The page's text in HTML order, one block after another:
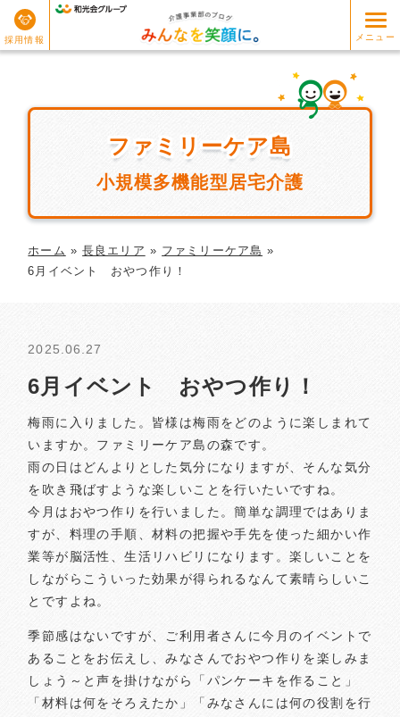
採用情報 メニュー
ファミリーケア島
ファミリーケア島
小規模多機能型居宅介護
ホーム »長良エリア » ファミリーケア島 »
6月イベント おやつ作り！
2025.06.27
6月イベント おやつ作り！
梅雨に入りました。皆様は梅雨をどのように楽しまれて
いますか。ファミリーケア島の森です。
雨の日はどんよりとした気分になりますが、そんな気分
を吹き飛ばすような楽しいことを行いたいですね。
今月はおやつ作りを行いました。簡単な調理ではありま
すが、料理の手順、材料の把握や手先を使った細かい作
業等が脳活性、生活リハビリになります。楽しいことを
しながらこういった効果が得られるなんて素晴らしいこ
とですよね。
季節感はないですが、ご利用者さんに今月のイベントで
あることをお伝えし、みなさんでおやつ作りを楽しみま
しょう～と声を掛けながら「パンケーキを作ること」
「材料は何をそろえたか」「みなさんには何の役割を行